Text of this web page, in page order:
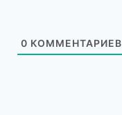
0 КОММЕНТАРИЕВ